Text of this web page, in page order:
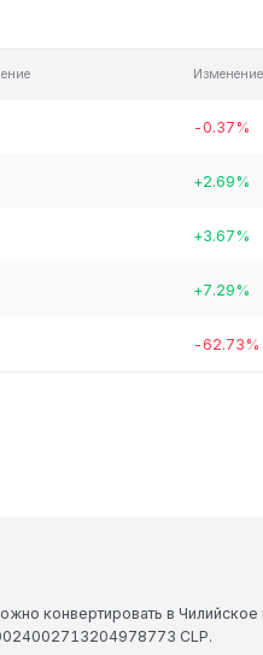
Изменение
-0.37%
+2.69%
+3.67%
+7.29%
-62.73%
конвертировать в Чилийское
CLP.